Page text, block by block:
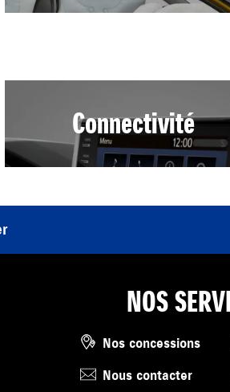
Connectivité
NOS
Nos concessions
Nous contacter